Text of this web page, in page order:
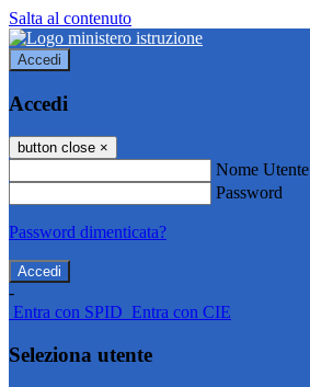
Salta al contenuto
Accedi
Accedi
button close ×
Nome Utente
Password
Password dimenticata?
-
Entra con SPID Entra con CIE
Seleziona utente